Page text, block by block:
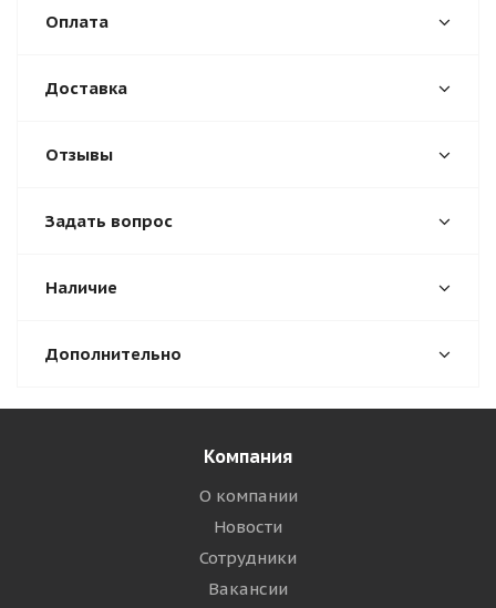
Оплата
Доставка
Отзывы
Задать вопрос
Наличие
Дополнительно
Компания
О компании
Новости
Сотрудники
Вакансии